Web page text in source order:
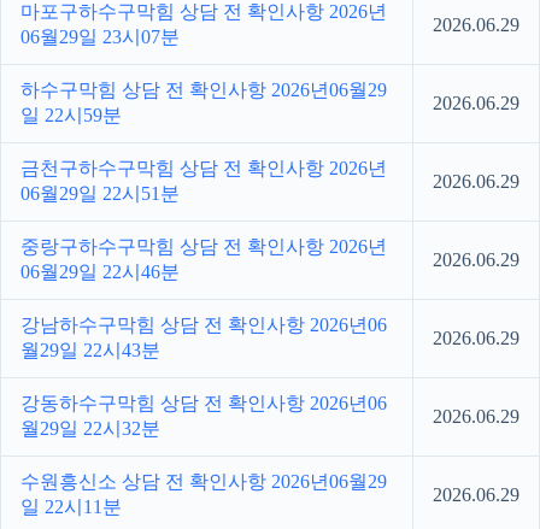
마포구하수구막힘 상담 전 확인사항 2026년
06월29일 23시07분
2026.06.29
하수구막힘 상담 전 확인사항 2026년06월29
일 22시59분
2026.06.29
금천구하수구막힘 상담 전 확인사항 2026년
06월29일 22시51분
2026.06.29
중랑구하수구막힘 상담 전 확인사항 2026년
06월29일 22시46분
2026.06.29
강남하수구막힘 상담 전 확인사항 2026년06
월29일 22시43분
2026.06.29
강동하수구막힘 상담 전 확인사항 2026년06
월29일 22시32분
2026.06.29
수원흥신소 상담 전 확인사항 2026년06월29
일 22시11분
2026.06.29